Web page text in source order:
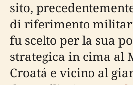
sito,
di riferimento
fu scelto per la sua
strategica in cima al
Croatá e vicino al